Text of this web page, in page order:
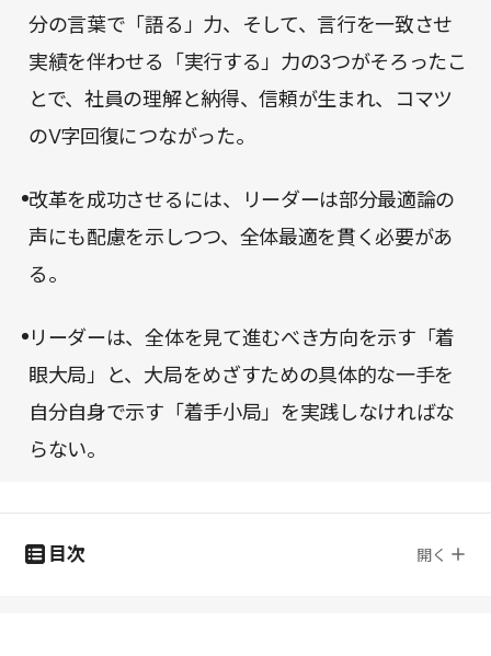
分の言葉で「語る」力、そして、言行を一致させ
実績を伴わせる「実行する」力の3つがそろったこ
とで、社員の理解と納得、信頼が生まれ、コマツ
のV字回復につながった。
改革を成功させるには、リーダーは部分最適論の
声にも配慮を示しつつ、全体最適を貫く必要があ
る。
リーダーは、全体を見て進むべき方向を示す「着
眼大局」と、大局をめざすための具体的な一手を
自分自身で示す「着手小局」を実践しなければな
らない。
目次 開く